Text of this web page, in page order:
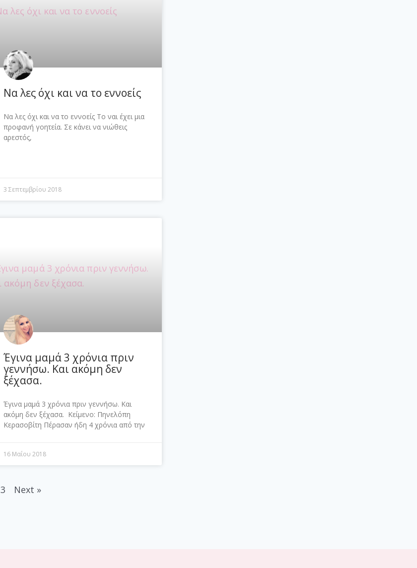
Να λες όχι και να το εννοείς
Να λες όχι και να το εννοείς Το ναι έχει μια
προφανή γοητεία. Σε κάνει να νιώθεις
αρεστός,
3 Σεπτεμβρίου 2018
Έγινα μαμά 3 χρόνια πριν
γεννήσω. Και ακόμη δεν
ξέχασα.
Έγινα μαμά 3 χρόνια πριν γεννήσω. Και
ακόμη δεν ξέχασα. Κείμενο: Πηνελόπη
Κερασοβίτη Πέρασαν ήδη 4 χρόνια από την
16 Μαΐου 2018
3 Next »